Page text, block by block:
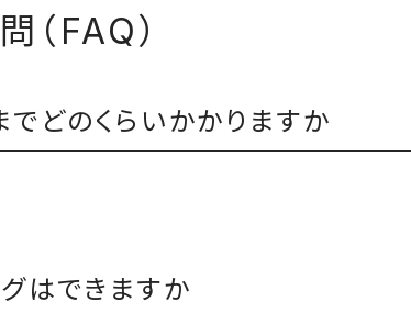
（FAQ）
でどのくらいかかりますか
はできますか